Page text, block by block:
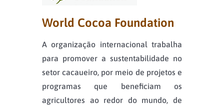
World Cocoa Foundation
A organização internacional trabalha
para promover a sustentabilidade no
setor cacaueiro, por meio de projetos e
programas que beneficiam os
agricultores ao redor do mundo, de